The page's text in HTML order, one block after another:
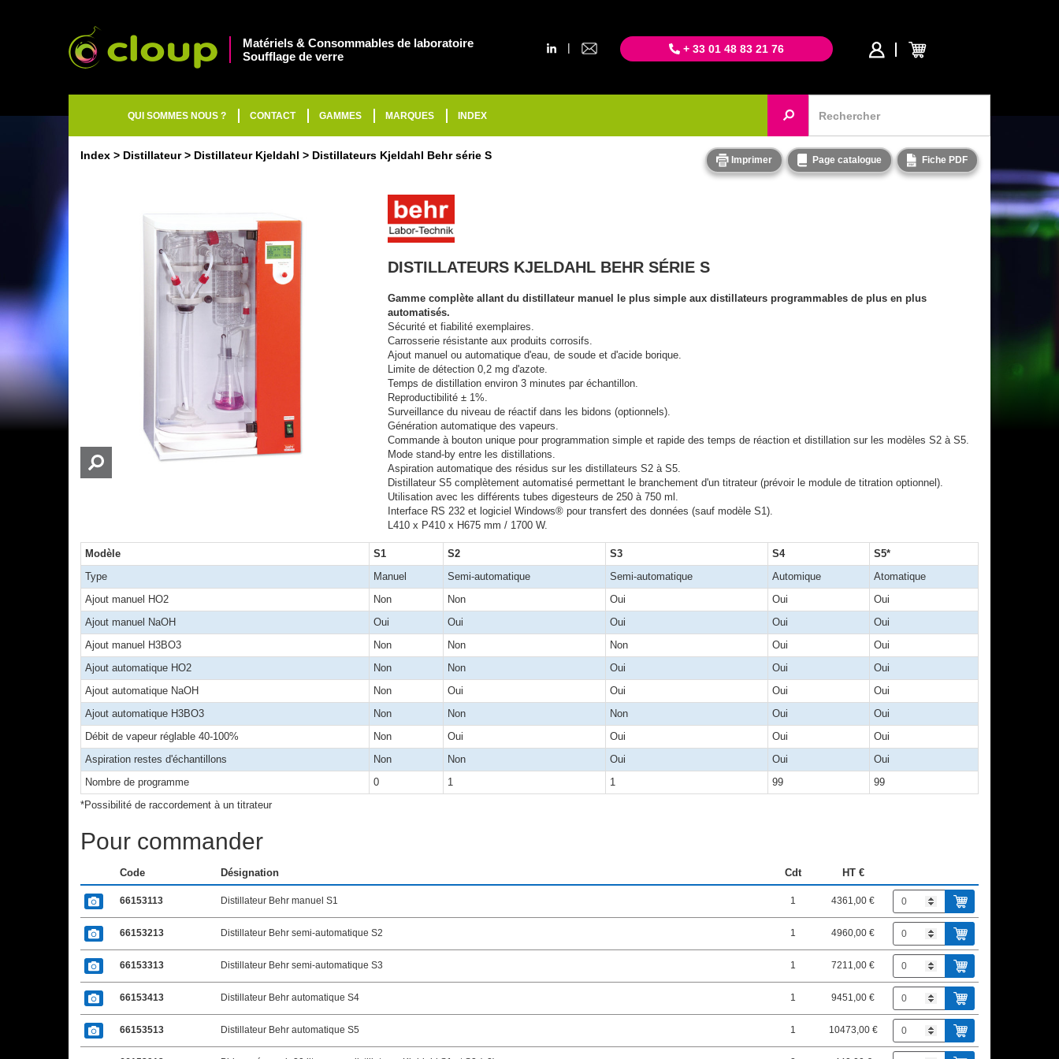
Matériels & Consommables de laboratoire
Soufflage de verre
| + 33 01 48 83 21 76
QUI SOMMES NOUS ? CONTACT GAMMES MARQUES INDEX
Index Distillateur Distillateur Kjeldahl Distillateurs Kjeldahl Behr série S Imprimer Page catalogue Fiche PDF
DISTILLATEURS KJELDAHL BEHR SÉRIE S
Gamme complète allant du distillateur manuel le plus simple aux distillateurs programmables de plus en plus
automatisés.
Sécurité et fiabilité exemplaires.
Carrosserie résistante aux produits corrosifs.
Ajout manuel ou automatique d'eau, de soude et d'acide borique.
Limite de détection 0,2 mg d'azote.
Temps de distillation environ 3 minutes par échantillon.
Reproductibilité ± 1%.
Surveillance du niveau de réactif dans les bidons (optionnels).
Génération automatique des vapeurs.
Commande à bouton unique pour programmation simple et rapide des temps de réaction et distillation sur les modèles S2 à S5.
Mode stand-by entre les distillations.
Aspiration automatique des résidus sur les distillateurs S2 à S5.
Distillateur S5 complètement automatisé permettant le branchement d'un titrateur (prévoir le module de titration optionnel).
Utilisation avec les différents tubes digesteurs de 250 à 750 ml.
Interface RS 232 et logiciel Windows® pour transfert des données (sauf modèle S1).
L410 x P410 x H675 mm / 1700 W.
Modèle S1 S2 S3 S4
S5*
Type
Manuel Semi-automatique Semi-automatique Automique
Atomatique
Ajout manuel HO2
Non Non Oui Oui
Oui
Ajout manuel NaOH
Oui Oui Oui Oui
Oui
Ajout manuel H3BO3
Non Non Non Oui
Oui
Ajout automatique HO2
Non Non Oui Oui
Oui
Ajout automatique NaOH
Non Oui Oui Oui
Oui
Ajout automatique H3BO3
Non Non Non Oui
Oui
Débit de vapeur réglable 40-100%
Non Oui Oui Oui
Oui
Aspiration restes d'échantillons
Non Non Oui Oui
Oui
Nombre de programme
0 1 1 99
99
*Possibilité de raccordement à un titrateur
Pour commander
Code Désignation Cdt HT €
66153113 Distillateur Behr manuel S1 1 4361,00 €
66153213 Distillateur Behr semi-automatique S2 1 4960,00 €
66153313 Distillateur Behr semi-automatique S3 1 7211,00 €
66153413 Distillateur Behr automatique S4 1 9451,00 €
66153513 Distillateur Behr automatique S5 1 10473,00 €